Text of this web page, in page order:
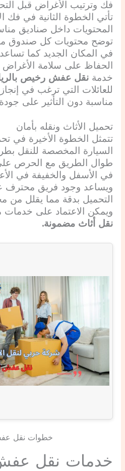
فك وترتيب الأغراض قبل
تأتي الخطوة الثانية في فك
المحتويات داخل صناديق
توضح محتويات كل صندوق
في المكان الجديد كما
الحفاظ على سلامة الأغراض
خدمة نقل عفش رخيص
للعائلات التي ترغب في
مناسبة دون التأثير على
تحميل الأثاث ونقله بأمان
تتمثل الخطوة الأخيرة في
السيارة المخصصة للنقل
طوال الطريق مع الحرص على
في الأسفل والخفيفة في
ويساعد وجود فريق محترف
التحميل بدقة مما يقلل
ويمكن الاعتماد على خدمات
نقل أثاث مضمونة.
خطوات نقل
خدمات نقل